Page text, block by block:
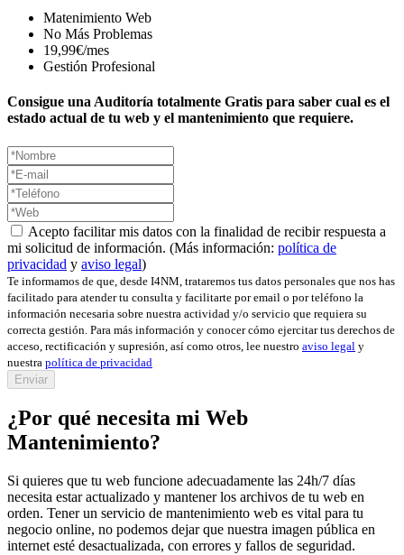
Matenimiento Web
No Más Problemas
19,99€/mes
Gestión Profesional
Consigue una Auditoría totalmente Gratis para saber cual es el
estado actual de tu web y el mantenimiento que requiere.
Acepto facilitar mis datos con la finalidad de recibir respuesta a
mi solicitud de información. (Más información: política de
privacidad y aviso legal)
Te informamos de que, desde I4NM, trataremos tus datos personales que nos has
facilitado para atender tu consulta y facilitarte por email o por teléfono la
información necesaria sobre nuestra actividad y/o servicio que requiera su
correcta gestión. Para más información y conocer cómo ejercitar tus derechos de
acceso, rectificación y supresión, así como otros, lee nuestro aviso legal y
nuestra política de privacidad
Enviar
¿Por qué necesita mi Web
Mantenimiento?
Si quieres que tu web funcione adecuadamente las 24h/7 días
necesita estar actualizado y mantener los archivos de tu web en
orden. Tener un servicio de mantenimiento web es vital para tu
negocio online, no podemos dejar que nuestra imagen pública en
internet esté desactualizada, con errores y fallos de seguridad.